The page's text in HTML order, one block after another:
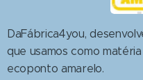
DaFábrica4you,
que usamos como
ecoponto amarelo.